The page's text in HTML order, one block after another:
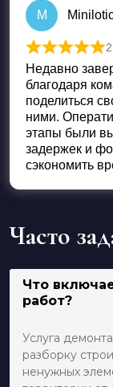
M
Оценка
Недавно
благодаря
поделиться
ними.
этапы были
задержек и
сэкономить
Часто
Что
работ?
Услуга
разборку
ненужных